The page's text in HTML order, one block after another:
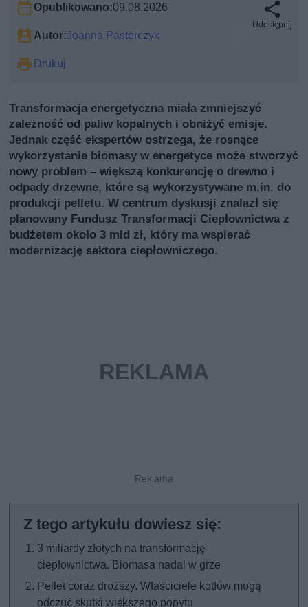
Opublikowano:09.08.2026
Autor:Joanna Pasterczyk
Drukuj
Udostępnij
Transformacja energetyczna miała zmniejszyć
zależność od paliw kopalnych i obniżyć emisje.
Jednak część ekspertów ostrzega, że rosnące
wykorzystanie biomasy w energetyce może stworzyć
nowy problem – większą konkurencję o drewno i
odpady drzewne, które są wykorzystywane m.in. do
produkcji pelletu. W centrum dyskusji znalazł się
planowany Fundusz Transformacji Ciepłownictwa z
budżetem około 3 mld zł, który ma wspierać
modernizację sektora ciepłowniczego.
3 miliardy złotych na transformację
ciepłownictwa. Biomasa nadal w grze
Pellet coraz droższy. Właściciele kotłów mogą
odczuć skutki większego popytu